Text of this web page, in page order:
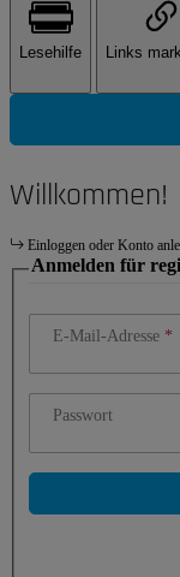
Lesehilfe Links
Willkommen!
Einloggen oder Konto
Anmelden für
E-Mail-Adresse
Passwort